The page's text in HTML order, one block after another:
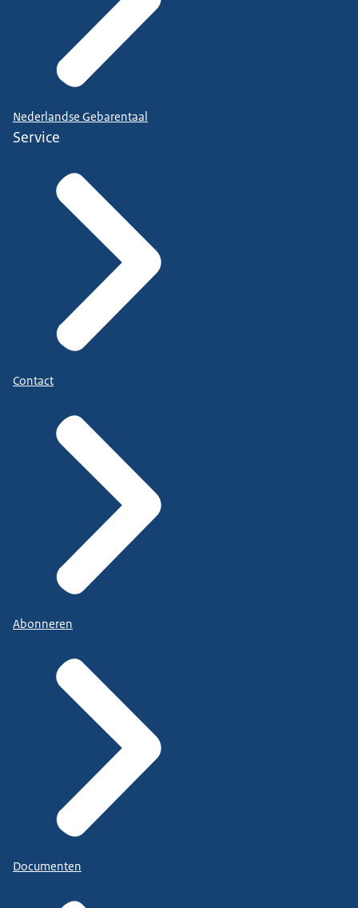
Nederlandse Gebarentaal
Service
Contact
Abonneren
Documenten